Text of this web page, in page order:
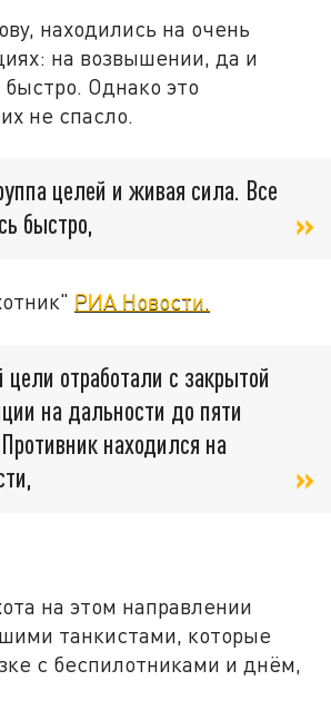
находились на очень
на возвышении, да и
Однако это
не спасло.
целей и живая сила. Все
быстро,
РИА Новости.
цели отработали с закрытой
на дальности до пяти
находился на
на этом направлении
танкистами, которые
с беспилотниками и днём,